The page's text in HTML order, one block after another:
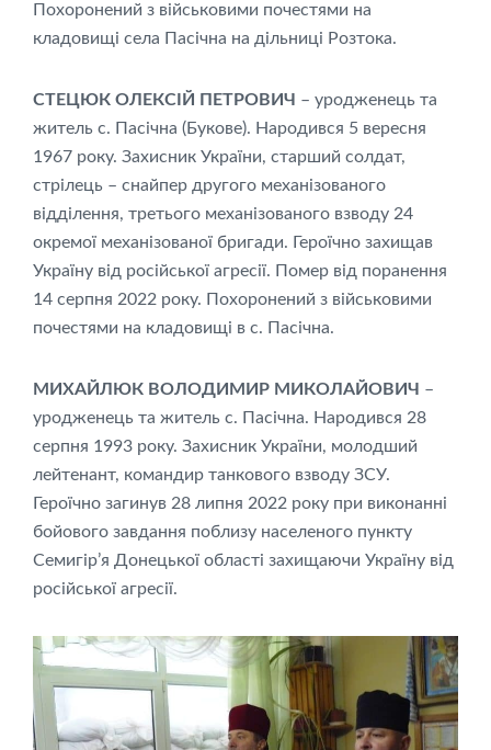
Похоронений з військовими почестями на
кладовищі села Пасічна на дільниці Розтока.
СТЕЦЮК ОЛЕКСІЙ ПЕТРОВИЧ – уродженець та
житель с. Пасічна (Букове). Народився 5 вересня
1967 року. Захисник України, старший солдат,
стрілець – снайпер другого механізованого
відділення, третього механізованого взводу 24
окремої механізованої бригади. Героїчно захищав
Україну від російської агресії. Помер від поранення
14 серпня 2022 року. Похоронений з військовими
почестями на кладовищі в с. Пасічна.
МИХАЙЛЮК ВОЛОДИМИР МИКОЛАЙОВИЧ –
уродженець та житель с. Пасічна. Народився 28
серпня 1993 року. Захисник України, молодший
лейтенант, командир танкового взводу ЗСУ.
Героїчно загинув 28 липня 2022 року при виконанні
бойового завдання поблизу населеного пункту
Семигір’я Донецької області захищаючи Україну від
російської агресії.